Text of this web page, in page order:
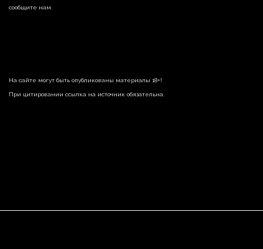
сообщите нам.
На сайте могут быть опубликованы материалы 18+!
При цитировании ссылка на источник обязательна.